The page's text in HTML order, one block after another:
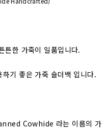
튼한 가죽이 일품입니다.
기 좋은 가죽 숄더백 입니다.
Cowhide 라는 이름의 가